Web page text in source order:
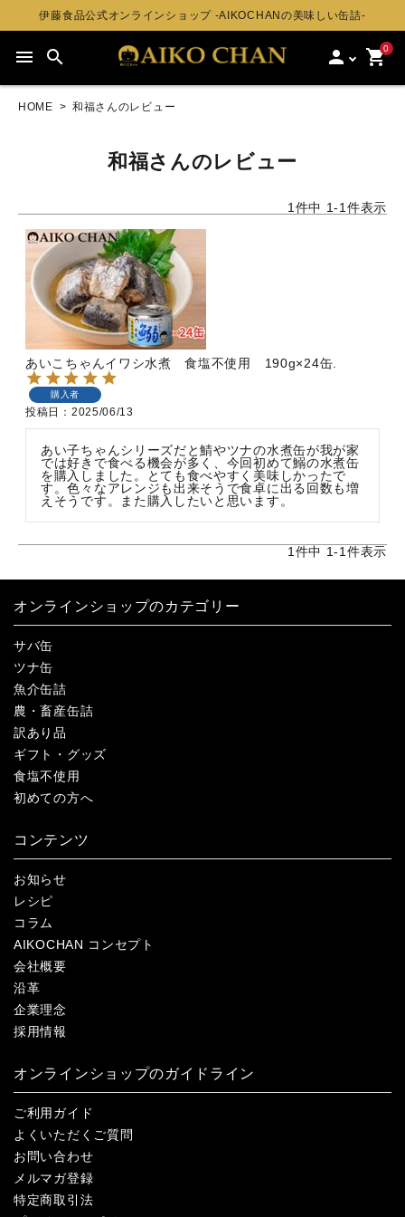
伊藤食品公式オンラインショップ -AIKOCHANの美味しい缶詰-
menu search person 0
shopping_cart
HOME 和福さんのレビュー
和福さんのレビュー
1 件中 1-1 件表示
あいこちゃんイワシ水煮 食塩不使用 190g×24缶.
購入者
投稿日 2025/06/13
あい子ちゃんシリーズだと鯖やツナの水煮缶が我が家
では好きで食べる機会が多く、今回初めて鰯の水煮缶
を購入しました。とても食べやすく美味しかったで
す。色々なアレンジも出来そうで食卓に出る回数も増
えそうです。また購入したいと思います。
1 件中 1-1 件表示
オンラインショップのカテゴリー
サバ缶
ツナ缶
魚介缶詰
農・畜産缶詰
訳あり品
ギフト・グッズ
食塩不使用
初めての方へ
コンテンツ
お知らせ
レシピ
コラム
AIKOCHAN コンセプト
会社概要
沿革
企業理念
採用情報
オンラインショップのガイドライン
ご利用ガイド
よくいただくご質問
お問い合わせ
メルマガ登録
特定商取引法